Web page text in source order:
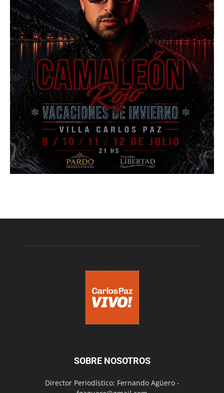
SOBRE NOSOTROS
Director Periodístico: Fernando Agüero -